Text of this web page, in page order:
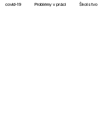
covid-19 Problémy v práci Školstvo